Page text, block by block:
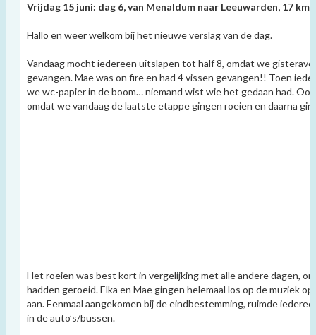
Vrijdag 15 juni: dag 6, van Menaldum naar Leeuwarden, 17 km
Hallo en weer welkom bij het nieuwe verslag van de dag.
Vandaag mocht iedereen uitslapen tot half 8, omdat we
gevangen. Mae was on fire en had 4 vissen gevangen!! Toen
we wc-papier in de boom… niemand wist wie het gedaan had.
omdat we vandaag de laatste etappe gingen roeien en daarna
Het roeien was best kort in vergelijking met alle andere dagen,
hadden geroeid. Elka en Mae gingen helemaal los op de muziek
aan. Eenmaal aangekomen bij de eindbestemming, ruimde
in de auto’s/bussen.